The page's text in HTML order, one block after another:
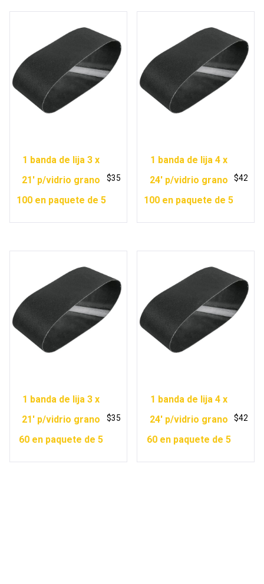
1 banda de lija 3 x
21′ p/vidrio grano
100 en paquete de 5
$35
1 banda de lija 4 x
24′ p/vidrio grano
100 en paquete de 5
$42
1 banda de lija 3 x
21′ p/vidrio grano
60 en paquete de 5
$35
1 banda de lija 4 x
24′ p/vidrio grano
60 en paquete de 5
$42